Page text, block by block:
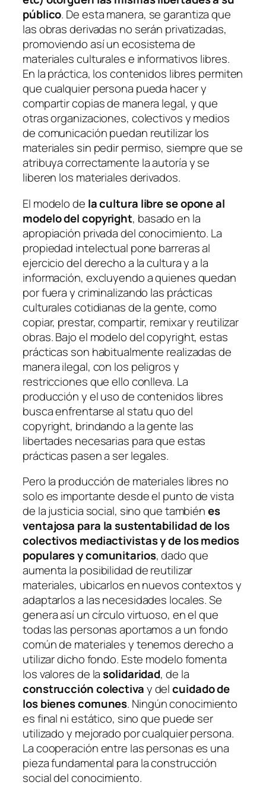
público. De esta manera, se garantiza que
las obras derivadas no serán privatizadas,
promoviendo así un ecosistema de
materiales culturales e informativos libres.
En la práctica, los contenidos libres permiten
que cualquier persona pueda hacer y
compartir copias de manera legal, y que
otras organizaciones, colectivos y medios
de comunicación puedan reutilizar los
materiales sin pedir permiso, siempre que se
atribuya correctamente la autoría y se
liberen los materiales derivados.
El modelo de la cultura libre se opone al
modelo del copyright, basado en la
apropiación privada del conocimiento. La
propiedad intelectual pone barreras al
ejercicio del derecho a la cultura y a la
información, excluyendo a quienes quedan
por fuera y criminalizando las prácticas
culturales cotidianas de la gente, como
copiar, prestar, compartir, remixar y reutilizar
obras. Bajo el modelo del copyright, estas
prácticas son habitualmente realizadas de
manera ilegal, con los peligros y
restricciones que ello conlleva. La
producción y el uso de contenidos libres
busca enfrentarse al statu quo del
copyright, brindando a la gente las
libertades necesarias para que estas
prácticas pasen a ser legales.
Pero la producción de materiales libres no
solo es importante desde el punto de vista
de la justicia social, sino que tambiénes
ventajosa para la sustentabilidad de los
colectivos mediactivistas y de los medios
populares y comunitarios, dado que
aumenta la posibilidad de reutilizar
materiales, ubicarlos en nuevos contextos y
adaptarlos a las necesidades locales. Se
genera así un círculo virtuoso, en el que
todas las personas aportamos a un fondo
común de materiales y tenemos derecho a
utilizar dicho fondo. Este modelo fomenta
los valores de lasolidaridad, de la
construcción colectivay delcuidado de
los bienes comunes. Ningún conocimiento
es final ni estático, sino que puede ser
utilizado y mejorado por cualquier persona.
La cooperación entre las personas es una
pieza fundamental para la construcción
social del conocimiento.